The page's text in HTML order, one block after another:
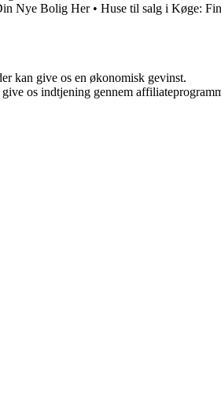
Nye Bolig Her• Huse til salg i Køge:
kan give os en økonomisk gevinst.
os indtjening gennem